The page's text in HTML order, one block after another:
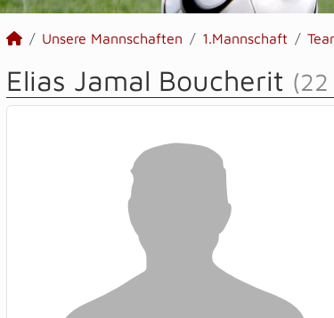
Unsere Mannschaften 1.Mannschaft
Elias Jamal Boucherit (22